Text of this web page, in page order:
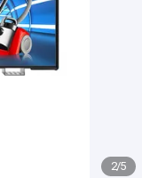
2/5